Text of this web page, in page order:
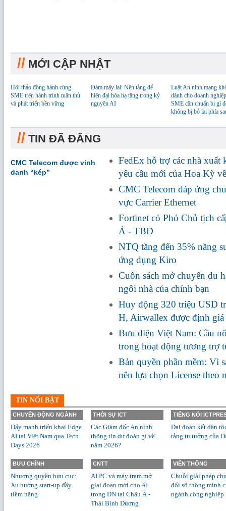
// MỚI CẬP NHẬT
Hội thảo đồng hành cùng
SME trên hành trình tuân thủ
và phát triển bền vững
Đám mây lai: Nền tảng để
hiện đại hóa hạ tầng trong kỷ
nguyên AI
Luật An ninh mạng
dành cho doanh
SME cần chuẩn bị gì
không bị bỏ lại phía
// TIN ĐÃ ĐĂNG
CMC Telecom được vinh
danh “kép”
FedEx hỗ trợ các nhà xuất
yêu cầu mới của Hoa Kỳ
CMC Telecom đáp ứng
vực Carrier Ethernet
Fortinet có Phó Chủ tịch
Á - TBD
NTQ tăng đến 35% năng
ứng dụng Kiro
Cuốn sách mở chuyến du
ngôi nhà của chính bạn
Huy động 320 triệu USD
H, Airwallex được định
Bưu điện Việt Nam: Cầu
trong hoạt động tương trợ
Bản quyền phần mềm: Vì
nên lựa chọn License theo
TIN NỔI BẬT
CHUYỂN ĐỘNG NGÀNH
Đẩy mạnh triển khai Edge
AI tại Việt Nam qua Tech
Days 2026
THỜI SỰ ICT
Các Giám đốc An ninh
thông tin dự đoán gì về
năm 2026?
TIẾNG NÓI
Đại đoàn kết dân
tảng tư tưởng của
BƯU CHÍNH
Nhượng quyền bưu cục:
Xu hướng start-up đầy
tiềm năng
CNTT
AI PC và máy trạm mở
giai đoạn mới cho AI
trong DN tại Châu Á -
Thái Bình Dương
VIỄN THÔNG
Chuỗi giải pháp
đổi số thông minh
ngành công nghiệp